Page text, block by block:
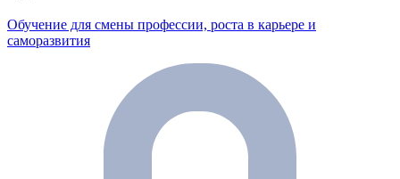
Обучение для смены профессии, роста в карьере и
саморазвития